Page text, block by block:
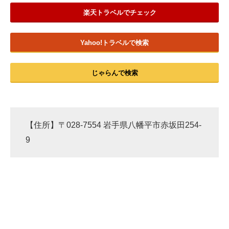
楽天トラベルでチェック
Yahoo!トラベルで検索
じゃらんで検索
【住所】〒028-7554 岩手県八幡平市赤坂田254-
9